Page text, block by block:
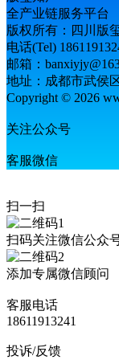
全产业链服务平台
版权所有：四川版
电话(Tel)
邮箱：
地址：成都市武侯
Copyright © 2026
关注公众号
客服微信
扫一扫
扫码关注微信公众
添加专属微信顾问
客服电话
18611913241
投诉/反馈